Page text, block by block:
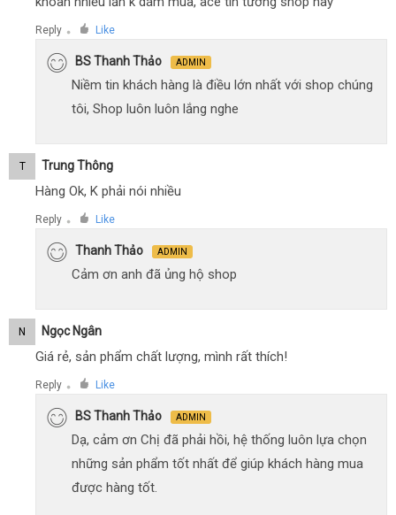
Reply ● Like
BS Thanh Thảo ADMIN
Niềm tin khách hàng là điều lớn nhất với shop chúng
tôi, Shop luôn luôn lắng nghe
T Trung Thông
Hàng Ok, K phải nói nhiều
Reply ● Like
Thanh Thảo ADMIN
Cảm ơn anh đã ủng hộ shop
N Ngọc Ngân
Giá rẻ, sản phẩm chất lượng, mình rất thích!
Reply ● Like
BS Thanh Thảo ADMIN
Dạ, cảm ơn Chị đã phải hồi, hệ thống luôn lựa chọn
những sản phẩm tốt nhất để giúp khách hàng mua
được hàng tốt.